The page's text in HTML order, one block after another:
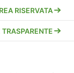
RISERVATA